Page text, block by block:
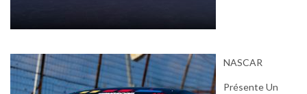
NASCAR
Présente Un